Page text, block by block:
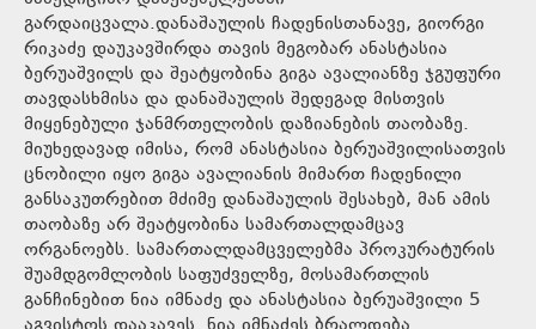
გარდაიცვალა.დანაშაულის ჩადენისთანავე, გიორგი
რიკაძე დაუკავშირდა თავის მეგობარ ანასტასია
ბერუაშვილს და შეატყობინა გიგა ავალიანზე ჯგუფური
თავდასხმისა და დანაშაულის შედეგად მისთვის
მიყენებული ჯანმრთელობის დაზიანების თაობაზე.
მიუხედავად იმისა, რომ ანასტასია ბერუაშვილისათვის
ცნობილი იყო გიგა ავალიანის მიმართ ჩადენილი
განსაკუთრებით მძიმე დანაშაულის შესახებ, მან ამის
თაობაზე არ შეატყობინა სამართალდამცავ
ორგანოებს. სამართალდამცველებმა პროკურატურის
შუამდგომლობის საფუძველზე, მოსამართლის
განჩინებით ნია იმნაძე და ანასტასია ბერუაშვილი 5